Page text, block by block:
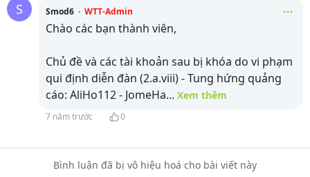
S Smod6 · WTT-Admin
Chào các bạn thành viên,
Chủ đề và các tài khoản sau bị khóa do vi phạm
qui định diễn đàn (2.a.viii) - Tung hứng quảng
cáo: AliHo112 - JomeHa... Xem thêm
7 năm trước 0
Bình luận đã bị vô hiệu hoá cho bài viết này